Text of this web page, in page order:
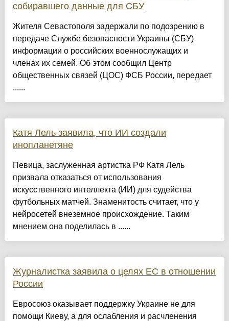
собиравшего данные для СБУ
Жителя Севастополя задержали по подозрению в
передаче Службе безопасности Украины (СБУ)
информации о российских военнослужащих и
членах их семей. Об этом сообщил Центр
общественных связей (ЦОС) ФСБ России, передает
......
Катя Лель заявила, что ИИ создали
инопланетяне
Певица, заслуженная артистка РФ Катя Лель
призвала отказаться от использования
искусственного интеллекта (ИИ) для судейства
футбольных матчей. Знаменитость считает, что у
нейросетей внеземное происхождение. Таким
мнением она поделилась в ......
Журналистка заявила о целях ЕС в отношении
России
Евросоюз оказывает поддержку Украине не для
помощи Киеву, а для ослабления и расчленения